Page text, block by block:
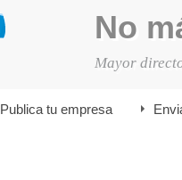
No
Mayor
Publica tu empresa